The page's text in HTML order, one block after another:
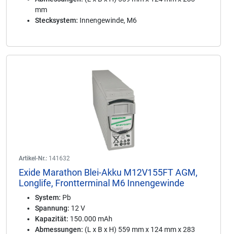
mm
Stecksystem: Innengewinde, M6
Artikel-Nr.: 141632
Exide Marathon Blei-Akku M12V155FT AGM,
Longlife, Frontterminal M6 Innengewinde
System: Pb
Spannung: 12 V
Kapazität: 150.000 mAh
Abmessungen: (L x B x H) 559 mm x 124 mm x 283